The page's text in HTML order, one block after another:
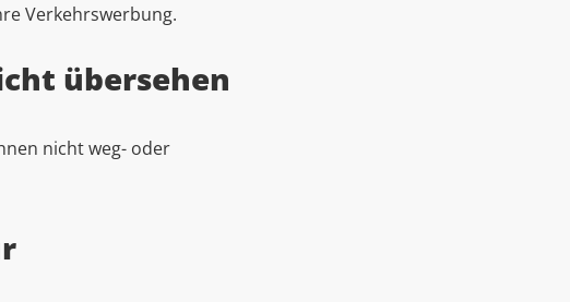
Verkehrswerbung.
übersehen
nicht weg- oder